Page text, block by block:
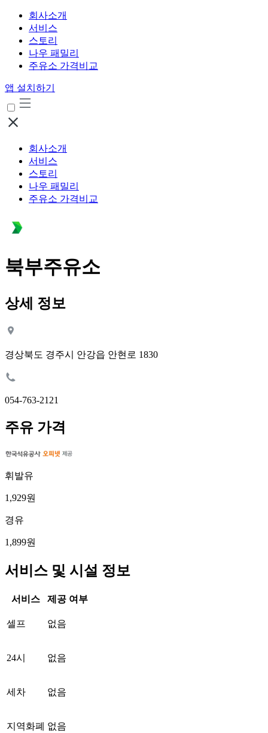
회사소개
서비스
스토리
나우 패밀리
주유소 가격비교
앱 설치하기
회사소개
서비스
스토리
나우 패밀리
주유소 가격비교
북부주유소
상세 정보
경상북도 경주시 안강읍 안현로 1830
054-763-2121
주유 가격
휘발유
1,929원
경유
1,899원
서비스 및 시설 정보
서비스 제공 여부
셀프 없음
24시 없음
세차 없음
지역화폐 없음